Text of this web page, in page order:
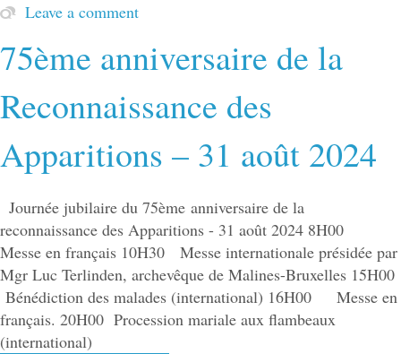
Leave a comment
75ème anniversaire de la
Reconnaissance des
Apparitions – 31 août 2024
Journée jubilaire du 75ème anniversaire de la
reconnaissance des Apparitions - 31 août 2024 8H00
Messe en français 10H30 Messe internationale présidée par
Mgr Luc Terlinden, archevêque de Malines-Bruxelles 15H00
Bénédiction des malades (international) 16H00 Messe en
français. 20H00 Procession mariale aux flambeaux
(international)